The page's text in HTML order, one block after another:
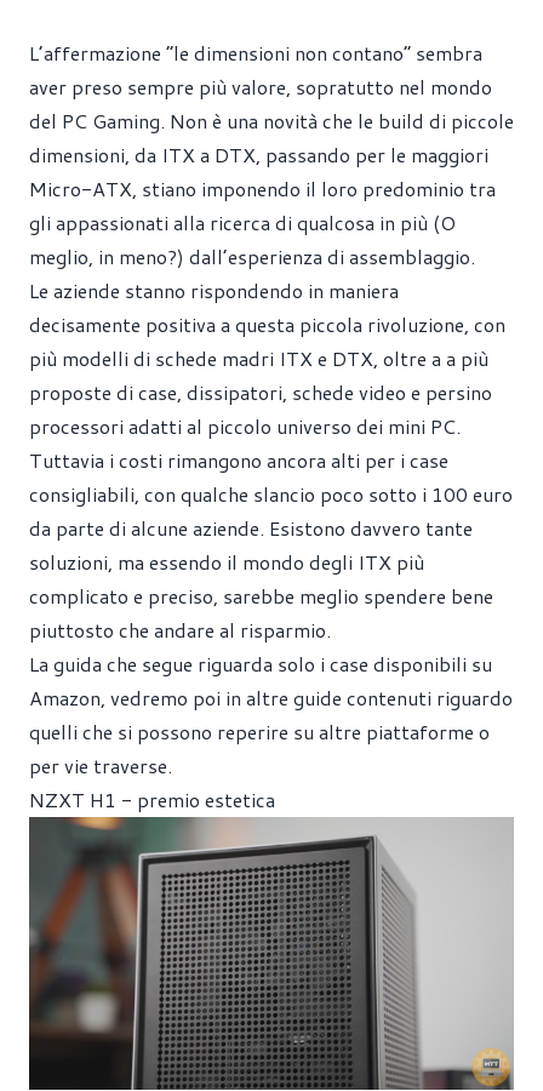
L’affermazione “le dimensioni non contano” sembra
aver preso sempre più valore, sopratutto nel mondo
del PC Gaming. Non è una novità che le build di piccole
dimensioni, da ITX a DTX, passando per le maggiori
Micro-ATX, stiano imponendo il loro predominio tra
gli appassionati alla ricerca di qualcosa in più (O
meglio, in meno?) dall’esperienza di assemblaggio.
Le aziende stanno rispondendo in maniera
decisamente positiva a questa piccola rivoluzione, con
più modelli di schede madri ITX e DTX, oltre a a più
proposte di case, dissipatori, schede video e persino
processori adatti al piccolo universo dei mini PC.
Tuttavia i costi rimangono ancora alti per i case
consigliabili, con qualche slancio poco sotto i 100 euro
da parte di alcune aziende. Esistono davvero tante
soluzioni, ma essendo il mondo degli ITX più
complicato e preciso, sarebbe meglio spendere bene
piuttosto che andare al risparmio.
La guida che segue riguarda solo i case disponibili su
Amazon, vedremo poi in altre guide contenuti riguardo
quelli che si possono reperire su altre piattaforme o
per vie traverse.
NZXT H1 - premio estetica